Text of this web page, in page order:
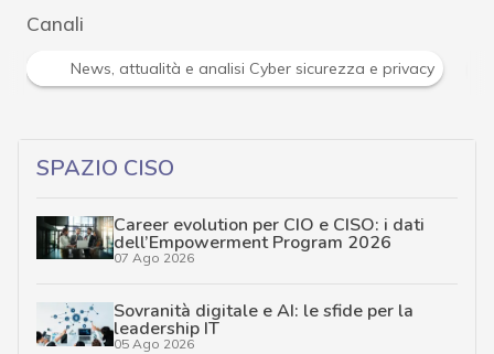
Canali
Norme e adeguamenti Privacy e Dati personali
SPAZIO CISO
Career evolution per CIO e CISO: i dati
dell’Empowerment Program 2026
07 Ago 2026
Sovranità digitale e AI: le sfide per la
leadership IT
05 Ago 2026